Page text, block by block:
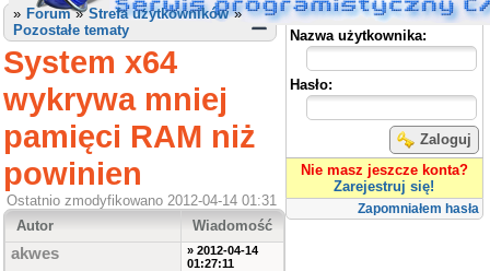
Panel użytkownika
Nazwa użytkownika:
Hasło:
Zaloguj
Nie masz jeszcze konta?
Zarejestruj się!
Zapomniałem hasła
» Forum»Strefa użytkowników»
Pozostałe tematy
System x64
wykrywa mniej
pamięci RAM niż
powinien
Ostatnio zmodyfikowano 2012-04-14 01:31
Autor
Wiadomość
akwes
» 2012-04-14
01:27:11